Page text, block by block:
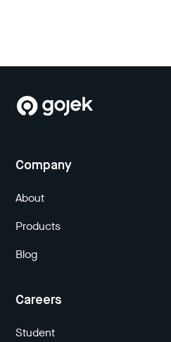
Company
About
Products
Blog
Careers
Student